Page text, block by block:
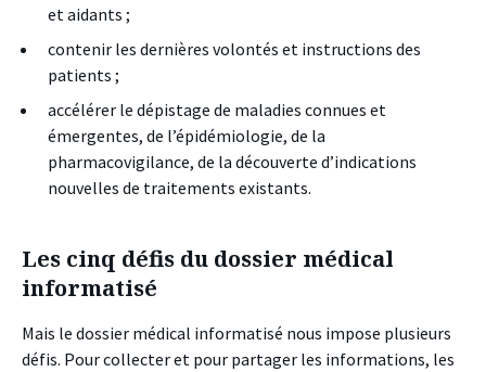
et aidants ;
contenir les dernières volontés et instructions des
patients ;
accélérer le dépistage de maladies connues et
émergentes, de l’épidémiologie, de la
pharmacovigilance, de la découverte d’indications
nouvelles de traitements existants.
Les cinq défis du dossier médical
informatisé
Mais le dossier médical informatisé nous impose plusieurs
défis. Pour collecter et pour partager les informations, les